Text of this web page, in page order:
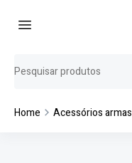
Home Acessórios armas